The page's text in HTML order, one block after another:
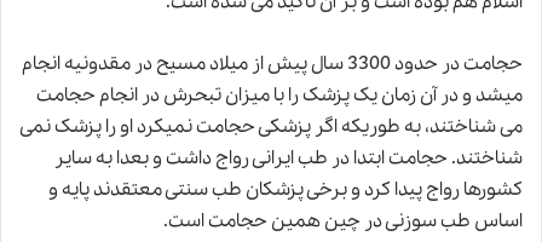
حجامت در حدود 3300 سال پیش از میلاد مسیح در مقدونیه انجام
میشد و در آن زمان یک پزشک را با میزان تبحرش در انجام حجامت
می شناختند، به طوریکه اگر پزشکی حجامت نمیکرد او را پزشک نمی
شناختند. حجامت ابتدا در طب ایرانی رواج داشت و بعدا به سایر
کشورها رواج پیدا کرد و برخی پزشکان طب سنتی معتقدند پایه و
اساس طب سوزنی در چین همین حجامت است.